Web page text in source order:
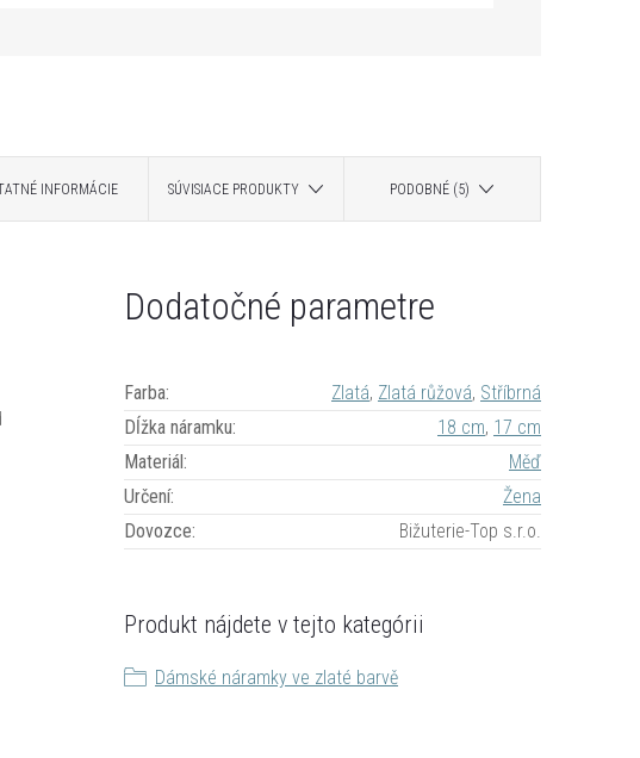
INFORMÁCIE SÚVISIACE PRODUKTY PODOBNÉ (5)
Dodatočné parametre
Farba: Zlatá, Zlatá růžová, Stříbrná
Dĺžka náramku: 18 cm, 17 cm
Materiál:
Měď
Určení:
Žena
Dovozce: Bižuterie-Top s.r.o.
Produkt nájdete v tejto kategórii
Dámské náramky ve zlaté barvě